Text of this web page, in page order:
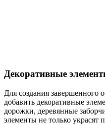
Декоративные
Для создания завершенного
добавить декоративные
дорожки, деревянные
элементы не только украсят